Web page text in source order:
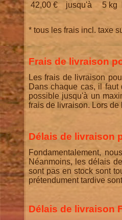
42,00 € jusqu'à 5 kg
* tous les frais incl. taxe
Frais de livraison
Les frais de livraison
Dans chaque cas, il
possible jusqu'à un
frais de livraison. Lors
Délais de livraison
Fondamentalement,
Néanmoins, les délais
sont pas en stock sont
prétendument tardive
Délais de livraison